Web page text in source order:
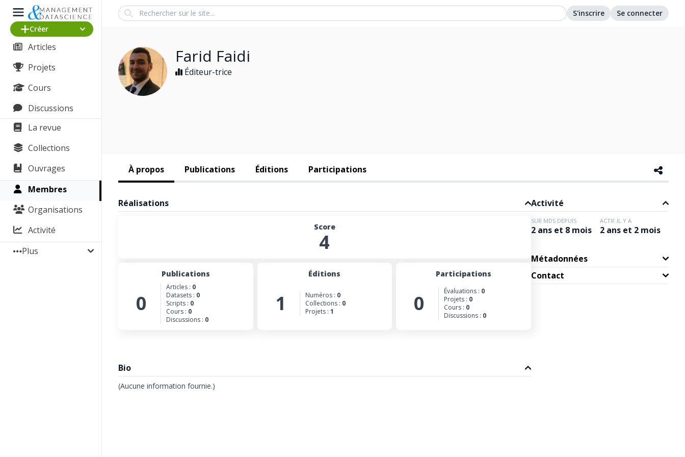
Créer
Articles
Projets
Cours
Discussions
La revue
Collections
Ouvrages
Membres
Organisations
Activité
Plus
Search S'inscrire Se connecter
Farid Faidi
Éditeur-trice
À propos Publications Éditions Participations
Réalisations
Score
4
Publications
0
Articles : 0
Datasets : 0
Scripts : 0
Cours : 0
Discussions : 0
Éditions
1 Numéros : 0
Collections : 0
Projets : 1
Participations
0 Évaluations : 0
Projets : 0
Cours : 0
Discussions : 0
Bio
(Aucune information fournie.)
Activité
SUR MDS DEPUIS
2 ans et 8 mois
ACTIF IL Y A
2 ans et 2 mois
Métadonnées
Contact